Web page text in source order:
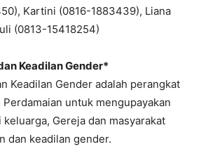
Kartini (0816-1883439), Liana
(0813-15418254)
Keadilan Gender*
Keadilan Gender adalah perangkat
untuk mengupayakan
Gereja dan masyarakat
dan keadilan gender.